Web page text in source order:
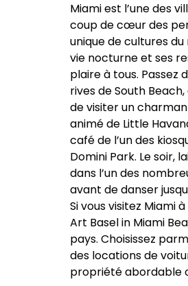
Miami est l’une des
coup de cœur des
unique de cultures
vie nocturne et ses
plaire à tous. Passez
rives de South
de visiter un
animé de Little
café de l’un des
Domini Park. Le soir,
dans l’un des
avant de danser
Si vous visitez Miami
Art Basel in Miami
pays. Choisissez
des locations de
propriété abordable